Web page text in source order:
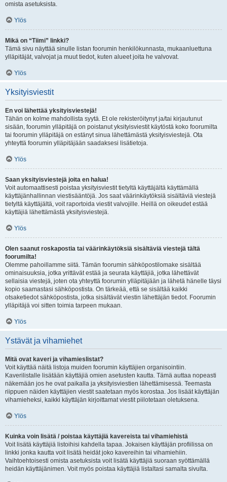
omista asetuksista.
Ylös
Mikä on “Tiimi” linkki?
Tämä sivu näyttää sinulle listan foorumin henkilökunnasta, mukaanluettuna
ylläpitäjät, valvojat ja muut tiedot, kuten alueet joita he valvovat.
Ylös
Yksityisviestit
En voi lähettää yksityisviestejä!
Tähän on kolme mahdollista syytä. Et ole rekisteröitynyt ja/tai kirjautunut
sisään, foorumin ylläpitäjä on poistanut yksityisviestit käytöstä koko foorumilta
tai foorumin ylläpitäjä on estänyt sinua lähettämästä yksityisviestejä. Ota
yhteyttä foorumin ylläpitäjään saadaksesi lisätietoja.
Ylös
Saan yksityisviestejä joita en halua!
Voit automaattisesti poistaa yksityisviestit tietyltä käyttäjältä käyttämällä
käyttäjänhallinnan viestisääntöjä. Jos saat väärinkäytöksiä sisältäviä viestejä
tietyltä käyttäjältä, voit raportoida viestit valvojille. Heillä on oikeudet estää
käyttäjiä lähettämästä yksityisviestejä.
Ylös
Olen saanut roskapostia tai väärinkäytöksiä sisältäviä viestejä tältä
foorumilta!
Olemme pahoillamme siitä. Tämän foorumin sähköpostilomake sisältää
ominaisuuksia, jotka yrittävät estää ja seurata käyttäjiä, jotka lähettävät
sellaisia viestejä, joten ota yhteyttä foorumin ylläpitäjään ja lähetä hänelle täysi
kopio saamastasi sähköpostista. On tärkeää, että se sisältää kaikki
otsaketiedot sähköpostista, jotka sisältävät viestin lähettäjän tiedot. Foorumin
ylläpitäjä voi sitten toimia tarpeen mukaan.
Ylös
Ystävät ja vihamiehet
Mitä ovat kaveri ja vihamieslistat?
Voit käyttää näitä listoja muiden foorumin käyttäjien organisointiin.
Kaverilistalle lisätään käyttäjiä omien asetusten kautta. Tämä auttaa nopeasti
näkemään jos he ovat paikalla ja yksityisviestien lähettämisessä. Teemasta
riippuen näiden käyttäjien viestit saatetaan myös korostaa. Jos lisäät käyttäjän
vihamieheksi, kaikki käyttäjän kirjoittamat viestit piilotetaan oletuksena.
Ylös
Kuinka voin lisätä / poistaa käyttäjiä kavereista tai vihamiehistä
Voit lisätä käyttäjiä listoihisi kahdella tapaa. Jokaisen käyttäjän profiilissa on
linkki jonka kautta voit lisätä heidät joko kavereihin tai vihamiehiin.
Vaihtoehtoisesti omista asetuksista voit lisätä käyttäjiä suoraan syöttämällä
heidän käyttäjänimen. Voit myös poistaa käyttäjiä listaltasi samalta sivulta.